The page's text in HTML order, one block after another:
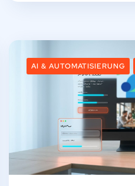
AI & AUTOMATISIERUNG